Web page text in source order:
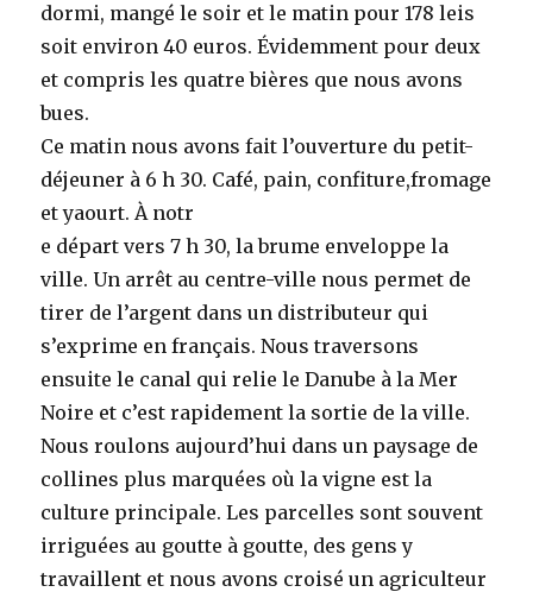
dormi, mangé le soir et le matin pour 178 leis
soit environ 40 euros. Évidemment pour deux
et compris les quatre bières que nous avons
bues.
Ce matin nous avons fait l’ouverture du petit-
déjeuner à 6 h 30. Café, pain, confiture,fromage
et yaourt. À notr
e départ vers 7 h 30, la brume enveloppe la
ville. Un arrêt au centre-ville nous permet de
tirer de l’argent dans un distributeur qui
s’exprime en français. Nous traversons
ensuite le canal qui relie le Danube à la Mer
Noire et c’est rapidement la sortie de la ville.
Nous roulons aujourd’hui dans un paysage de
collines plus marquées où la vigne est la
culture principale. Les parcelles sont souvent
irriguées au goutte à goutte, des gens y
travaillent et nous avons croisé un agriculteur